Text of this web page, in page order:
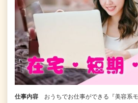
仕事内容
おうちでお仕事ができる『美容系